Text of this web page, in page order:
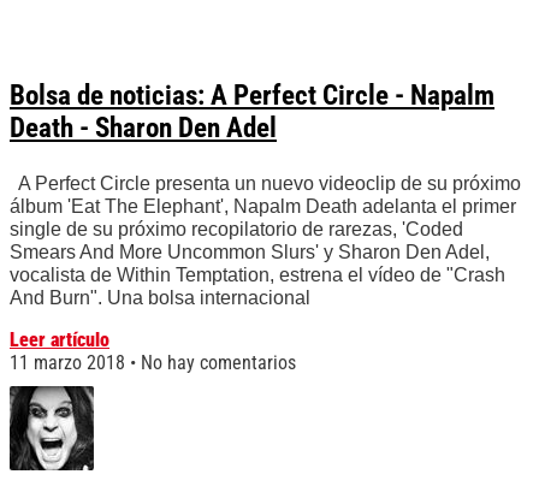
Bolsa de noticias: A Perfect Circle - Napalm
Death - Sharon Den Adel
A Perfect Circle presenta un nuevo videoclip de su próximo
álbum 'Eat The Elephant', Napalm Death adelanta el primer
single de su próximo recopilatorio de rarezas, 'Coded
Smears And More Uncommon Slurs' y Sharon Den Adel,
vocalista de Within Temptation, estrena el vídeo de "Crash
And Burn". Una bolsa internacional
Leer artículo
11 marzo 2018
No hay comentarios